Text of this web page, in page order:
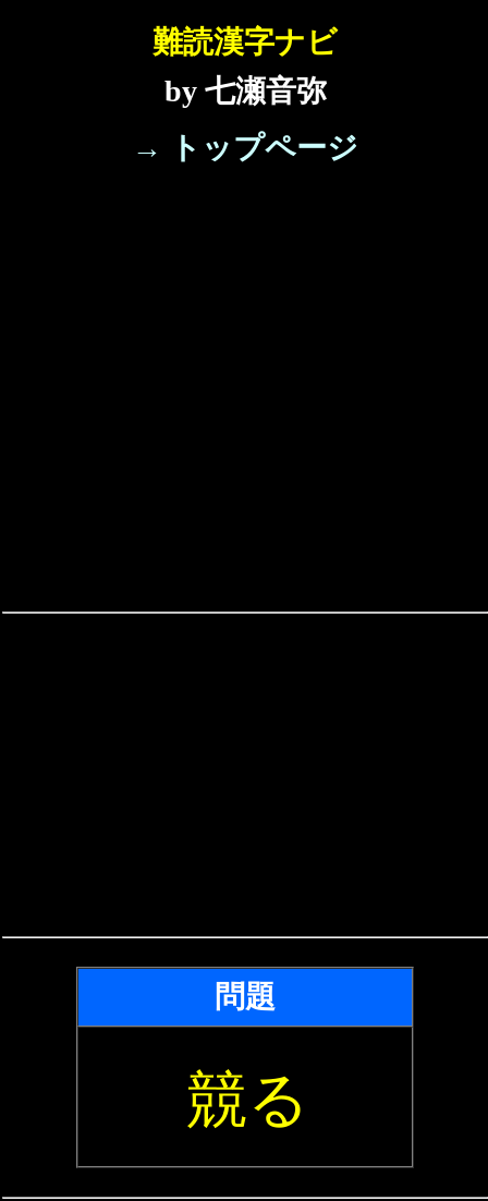
難読漢字ナビ
by 七瀬音弥
→ トップページ
問題
競る